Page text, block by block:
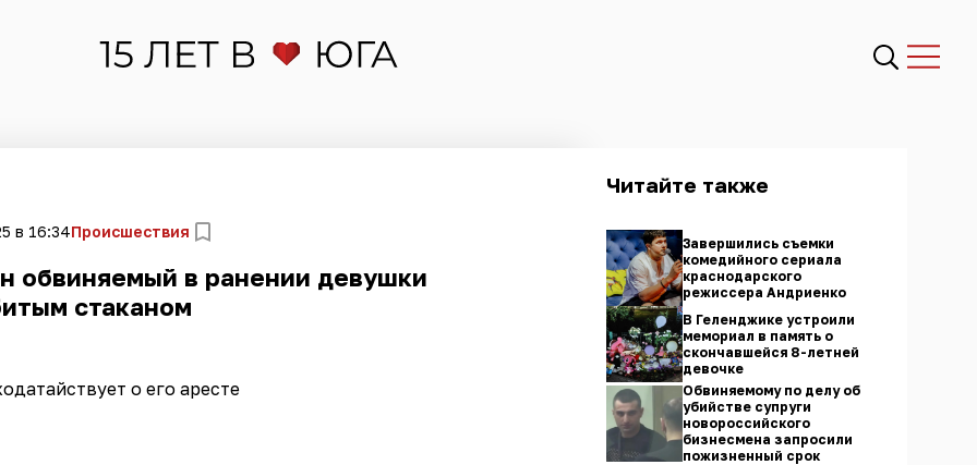
в 16:34Происшествия
обвиняемый в ранении девушки
стаканом
о его аресте
Читайте также
Завершились съемки
комедийного сериала
краснодарского
режиссера Андриенко
В Геленджике устроили
мемориал в память о
скончавшейся 8-летней
девочке
Обвиняемому по делу об
убийстве супруги
новороссийского
бизнесмена запросили
пожизненный срок